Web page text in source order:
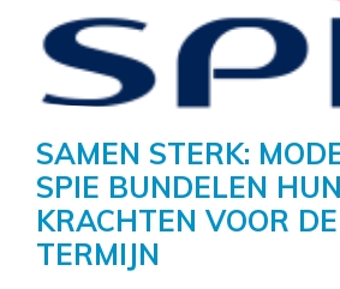
SAMEN STERK:
SPIE BUNDELEN HUN
KRACHTEN VOOR
TERMIJN